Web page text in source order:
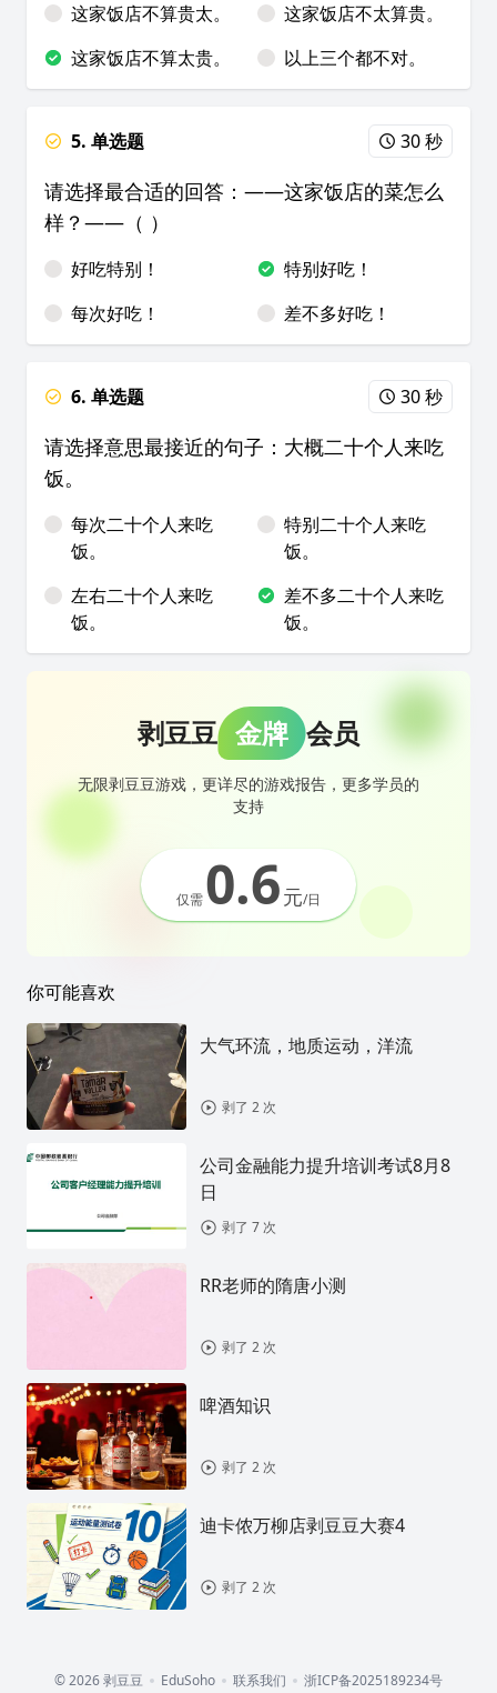
这家饭店不算贵太。
这家饭店不太算贵。
这家饭店不算太贵。
以上三个都不对。
5. 单选题 30 秒
请选择最合适的回答：——这家饭店的菜怎么
样？——（ ）
好吃特别！
特别好吃！
每次好吃！
差不多好吃！
6. 单选题 30 秒
请选择意思最接近的句子：大概二十个人来吃
饭。
每次二十个人来吃
饭。
特别二十个人来吃
饭。
左右二十个人来吃
饭。
差不多二十个人来吃
饭。
剥豆豆 金牌 会员
无限剥豆豆游戏，更详尽的游戏报告，更多学员的
支持
仅需0.6元/日
你可能喜欢
大气环流，地质运动，洋流
剥了 2 次
公司金融能力提升培训考试8月8
日
剥了 7 次
RR老师的隋唐小测
剥了 2 次
啤酒知识
剥了 2 次
迪卡侬万柳店剥豆豆大赛4
剥了 2 次
© 2026 剥豆豆 EduSoho 联系我们 浙ICP备2025189234号